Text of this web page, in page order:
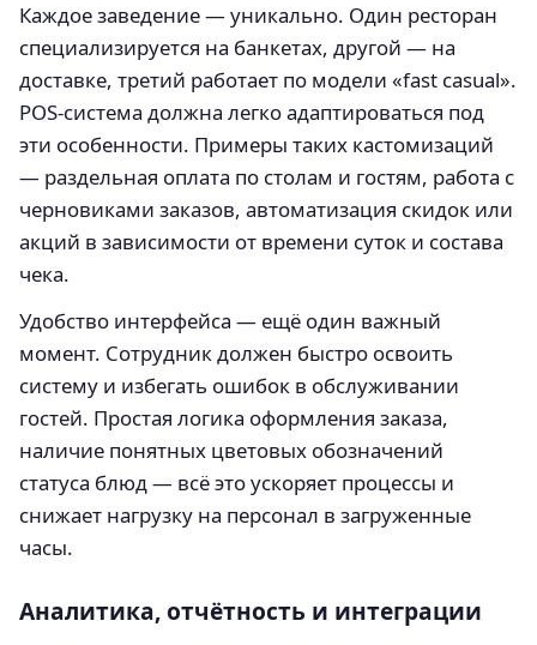
Каждое заведение — уникально. Один ресторан
специализируется на банкетах, другой — на
доставке, третий работает по модели «fast casual».
POS-система должна легко адаптироваться под
эти особенности. Примеры таких кастомизаций
— раздельная оплата по столам и гостям, работа с
черновиками заказов, автоматизация скидок или
акций в зависимости от времени суток и состава
чека.
Удобство интерфейса — ещё один важный
момент. Сотрудник должен быстро освоить
систему и избегать ошибок в обслуживании
гостей. Простая логика оформления заказа,
наличие понятных цветовых обозначений
статуса блюд — всё это ускоряет процессы и
снижает нагрузку на персонал в загруженные
часы.
Аналитика, отчётность и интеграции